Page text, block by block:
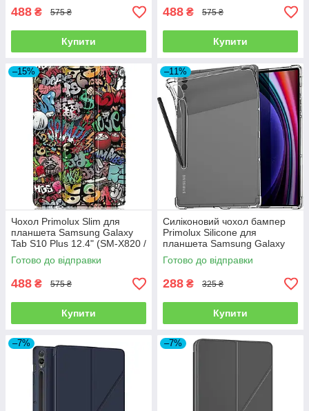
488 ₴ 575 ₴
Купити
488 ₴ 575 ₴
Купити
–15%
Чохол Primolux Slim для
планшета Samsung Galaxy
Tab S10 Plus 12.4" (SM-X820 /
SM-X826) - Graffiti
Готово до відправки
488 ₴ 575 ₴
Купити
–11%
Силіконовий чохол бампер
Primolux Silicone для
планшета Samsung Galaxy
Tab S10 Plus (SM-X826 / SM-
X820) - Clear
Готово до відправки
288 ₴ 325 ₴
Купити
–7% –7%